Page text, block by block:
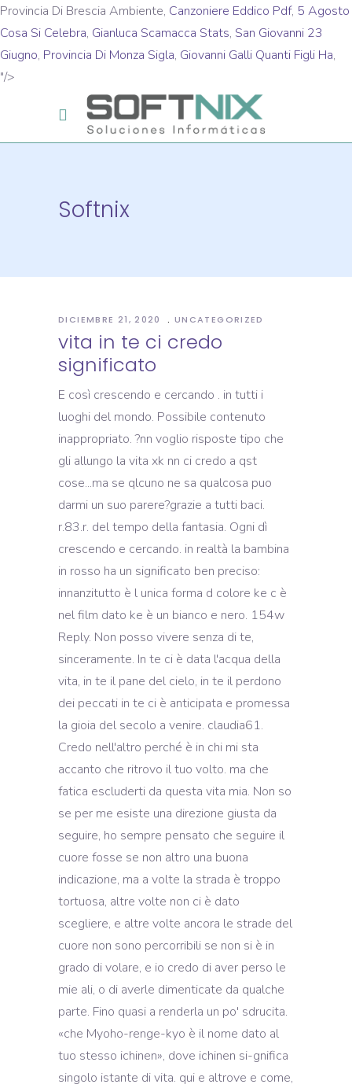
Provincia Di Brescia Ambiente, Canzoniere Eddico Pdf, 5 Agosto
Cosa Si Celebra, Gianluca Scamacca Stats, San Giovanni 23
Giugno, Provincia Di Monza Sigla, Giovanni Galli Quanti Figli Ha,
"/>
Softnix
DICIEMBRE 21, 2020 UNCATEGORIZED
vita in te ci credo
significato
E così crescendo e cercando . in tutti i
luoghi del mondo. Possibile contenuto
inappropriato. ?nn voglio risposte tipo che
gli allungo la vita xk nn ci credo a qst
cose...ma se qlcuno ne sa qualcosa puo
darmi un suo parere?grazie a tutti baci.
r.83.r. del tempo della fantasia. Ogni dì
crescendo e cercando. in realtà la bambina
in rosso ha un significato ben preciso:
innanzitutto è l unica forma d colore ke c è
nel film dato ke è un bianco e nero. 154w
Reply. Non posso vivere senza di te,
sinceramente. In te ci è data l'acqua della
vita, in te il pane del cielo, in te il perdono
dei peccati in te ci è anticipata e promessa
la gioia del secolo a venire. claudia61.
Credo nell'altro perché è in chi mi sta
accanto che ritrovo il tuo volto. ma che
fatica escluderti da questa vita mia. Non so
se per me esiste una direzione giusta da
seguire, ho sempre pensato che seguire il
cuore fosse se non altro una buona
indicazione, ma a volte la strada è troppo
tortuosa, altre volte non ci è dato
scegliere, e altre volte ancora le strade del
cuore non sono percorribili se non si è in
grado di volare, e io credo di aver perso le
mie ali, o di averle dimenticate da qualche
parte. Fino quasi a renderla un po' sdrucita.
«che Myoho-renge-kyo è il nome dato al
tuo stesso ichinen», dove ichinen si-gnifica
singolo istante di vita. qui e altrove e come,